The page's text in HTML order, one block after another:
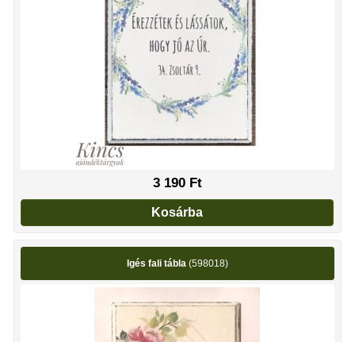
3 190Ft
Kosárba
Igés fali tábla(598018)